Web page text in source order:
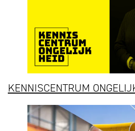
KENNISCENTRUM